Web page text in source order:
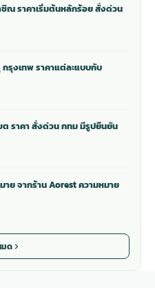
ณ ราคาเริ่มต้นหลักร้อย สั่งด่วน
กรุงเทพ ราคาแต่ละแบบกับ
ราคา สั่งด่วน กทม มีรูปยืนยัน
ย จากร้าน Aorest ความหมาย
ด